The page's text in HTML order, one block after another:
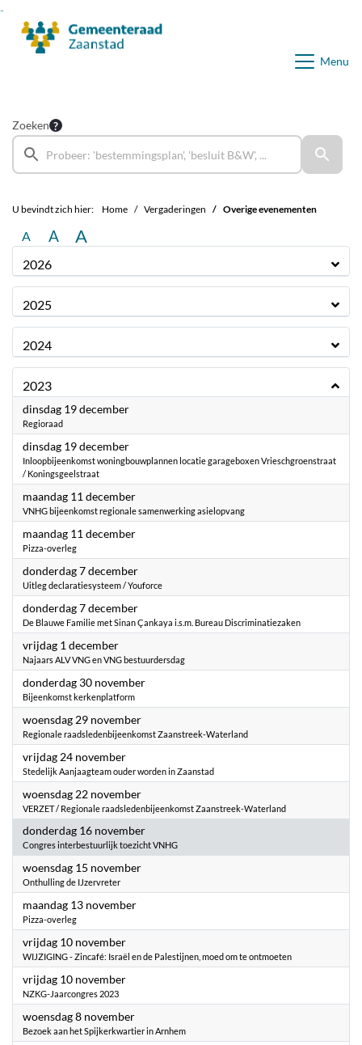
Menu
Zoeken
U bevindt zich hier: Home Vergaderingen Overige evenementen
A A A
2026
2025
2024
2023
dinsdag 19 december2023
Regioraad
dinsdag 19 december2023
Inloopbijeenkomst woningbouwplannen locatie garageboxen Vrieschgroenstraat
/ Koningsgeelstraat
maandag 11 december2023
VNHG bijeenkomst regionale samenwerking asielopvang
maandag 11 december2023
Pizza-overleg
donderdag 7 december2023
Uitleg declaratiesysteem / Youforce
donderdag 7 december2023
De Blauwe Familie met Sinan Çankaya i.s.m. Bureau Discriminatiezaken
vrijdag 1 december2023
Najaars ALV VNG en VNG bestuurdersdag
donderdag 30 november2023
Bijeenkomst kerkenplatform
woensdag 29 november2023
Regionale raadsledenbijeenkomst Zaanstreek-Waterland
vrijdag 24 november2023
Stedelijk Aanjaagteam ouder worden in Zaanstad
woensdag 22 november2023
VERZET / Regionale raadsledenbijeenkomst Zaanstreek-Waterland
donderdag 16 november2023
Congres interbestuurlijk toezicht VNHG
woensdag 15 november2023
Onthulling de IJzervreter
maandag 13 november2023
Pizza-overleg
vrijdag 10 november2023
WIJZIGING - Zincafé: Israël en de Palestijnen, moed om te ontmoeten
vrijdag 10 november2023
NZKG-Jaarcongres 2023
woensdag 8 november2023
Bezoek aan het Spijkerkwartier in Arnhem